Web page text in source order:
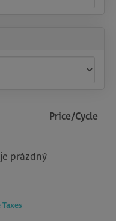
Price/Cycle
prázdný